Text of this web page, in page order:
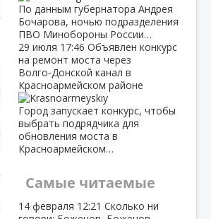
По данным губернатора Андрея
Бочарова, ночью подразделения
ПВО Минобороны России…
29 июля 17:46 Объявлен конкурс
на ремонт моста через
Волго‑Донской канал в
Красноармейском районе
Город запускает конкурс, чтобы
выбрать подрядчика для
обновления моста в
Красноармейском…
Самые читаемые
14 февраля 12:21 Сколько ни